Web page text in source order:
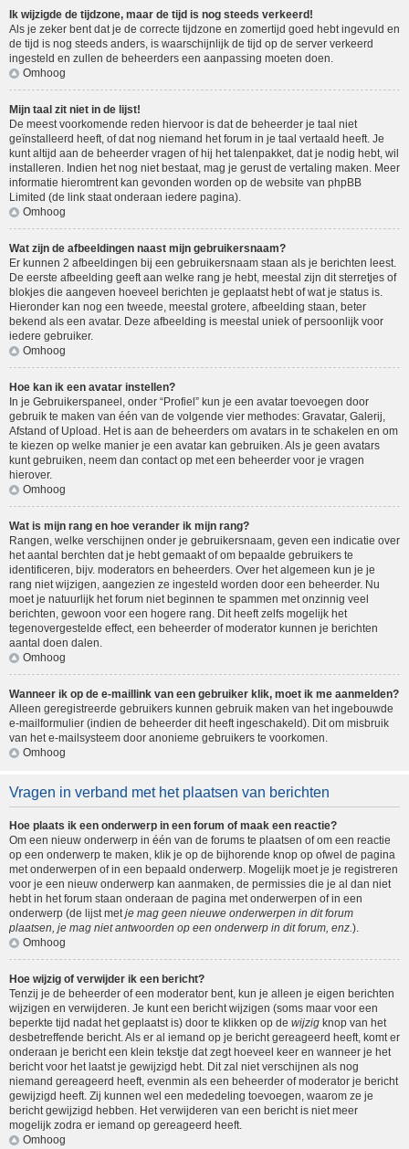
Ik wijzigde de tijdzone, maar de tijd is nog steeds verkeerd!
Als je zeker bent dat je de correcte tijdzone en zomertijd goed hebt ingevuld en
de tijd is nog steeds anders, is waarschijnlijk de tijd op de server verkeerd
ingesteld en zullen de beheerders een aanpassing moeten doen.
Omhoog
Mijn taal zit niet in de lijst!
De meest voorkomende reden hiervoor is dat de beheerder je taal niet
geïnstalleerd heeft, of dat nog niemand het forum in je taal vertaald heeft. Je
kunt altijd aan de beheerder vragen of hij het talenpakket, dat je nodig hebt, wil
installeren. Indien het nog niet bestaat, mag je gerust de vertaling maken. Meer
informatie hieromtrent kan gevonden worden op de website van phpBB
Limited (de link staat onderaan iedere pagina).
Omhoog
Wat zijn de afbeeldingen naast mijn gebruikersnaam?
Er kunnen 2 afbeeldingen bij een gebruikersnaam staan als je berichten leest.
De eerste afbeelding geeft aan welke rang je hebt, meestal zijn dit sterretjes of
blokjes die aangeven hoeveel berichten je geplaatst hebt of wat je status is.
Hieronder kan nog een tweede, meestal grotere, afbeelding staan, beter
bekend als een avatar. Deze afbeelding is meestal uniek of persoonlijk voor
iedere gebruiker.
Omhoog
Hoe kan ik een avatar instellen?
In je Gebruikerspaneel, onder “Profiel” kun je een avatar toevoegen door
gebruik te maken van één van de volgende vier methodes: Gravatar, Galerij,
Afstand of Upload. Het is aan de beheerders om avatars in te schakelen en om
te kiezen op welke manier je een avatar kan gebruiken. Als je geen avatars
kunt gebruiken, neem dan contact op met een beheerder voor je vragen
hierover.
Omhoog
Wat is mijn rang en hoe verander ik mijn rang?
Rangen, welke verschijnen onder je gebruikersnaam, geven een indicatie over
het aantal berchten dat je hebt gemaakt of om bepaalde gebruikers te
identificeren, bijv. moderators en beheerders. Over het algemeen kun je je
rang niet wijzigen, aangezien ze ingesteld worden door een beheerder. Nu
moet je natuurlijk het forum niet beginnen te spammen met onzinnig veel
berichten, gewoon voor een hogere rang. Dit heeft zelfs mogelijk het
tegenovergestelde effect, een beheerder of moderator kunnen je berichten
aantal doen dalen.
Omhoog
Wanneer ik op de e-maillink van een gebruiker klik, moet ik me aanmelden?
Alleen geregistreerde gebruikers kunnen gebruik maken van het ingebouwde
e-mailformulier (indien de beheerder dit heeft ingeschakeld). Dit om misbruik
van het e-mailsysteem door anonieme gebruikers te voorkomen.
Omhoog
Vragen in verband met het plaatsen van berichten
Hoe plaats ik een onderwerp in een forum of maak een reactie?
Om een nieuw onderwerp in één van de forums te plaatsen of om een reactie
op een onderwerp te maken, klik je op de bijhorende knop op ofwel de pagina
met onderwerpen of in een bepaald onderwerp. Mogelijk moet je je registreren
voor je een nieuw onderwerp kan aanmaken, de permissies die je al dan niet
hebt in het forum staan onderaan de pagina met onderwerpen of in een
onderwerp (de lijst metje mag geen nieuwe onderwerpen in dit forum
plaatsen, je mag niet antwoorden op een onderwerp in dit forum, enz.).
Omhoog
Hoe wijzig of verwijder ik een bericht?
Tenzij je de beheerder of een moderator bent, kun je alleen je eigen berichten
wijzigen en verwijderen. Je kunt een bericht wijzigen (soms maar voor een
beperkte tijd nadat het geplaatst is) door te klikken op de wijzig knop van het
desbetreffende bericht. Als er al iemand op je bericht gereageerd heeft, komt er
onderaan je bericht een klein tekstje dat zegt hoeveel keer en wanneer je het
bericht voor het laatst je gewijzigd hebt. Dit zal niet verschijnen als nog
niemand gereageerd heeft, evenmin als een beheerder of moderator je bericht
gewijzigd heeft. Zij kunnen wel een mededeling toevoegen, waarom ze je
bericht gewijzigd hebben. Het verwijderen van een bericht is niet meer
mogelijk zodra er iemand op gereageerd heeft.
Omhoog